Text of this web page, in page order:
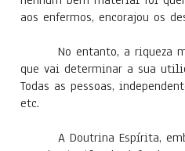
aos enfermos, encorajou os
No entanto, a riqueza
que vai determinar a sua
Todas as pessoas,
etc.
A Doutrina Espírita,